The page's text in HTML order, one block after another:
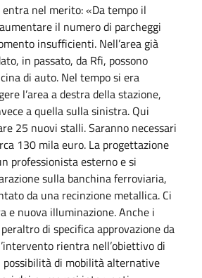
entra nel merito: «Da tempo il
il numero di parcheggi
insufficienti. Nell’area già
in passato, da Rfi, possono
di auto. Nel tempo si era
l’area a destra della stazione,
a quella sulla sinistra. Qui
25 nuovi stalli. Saranno necessari
130 mila euro. La progettazione
professionista esterno e si
sulla banchina ferroviaria,
da una recinzione metallica. Ci
e nuova illuminazione. Anche i
di specifica approvazione da
rientra nell’obiettivo di
di mobilità alternative